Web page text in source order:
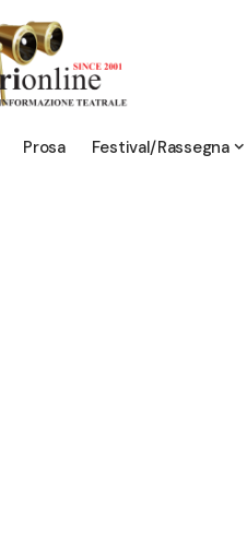
Prosa Festival/Rassegna